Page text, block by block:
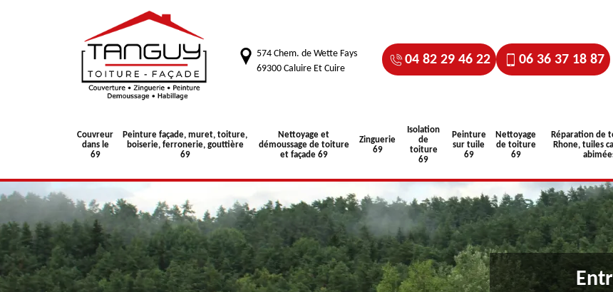
574 Chem. de Wette Fays
69300 Caluire Et Cuire
04 82 29 46 22 06 36 37 18 87
Couvreur
dans le
69
Peinture façade, muret, toiture,
boiserie, ferronerie, gouttière
69
Nettoyage et
démoussage de toiture
et façade 69
Zinguerie
69
Isolation
de
toiture
69
Peinture
sur tuile
69
Nettoyage
de toiture
69
Réparation de
Rhone, tuiles